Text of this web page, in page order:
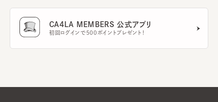
CA4LA MEMBERS 公式アプリ
初回ログインで500ポイントプレゼント！